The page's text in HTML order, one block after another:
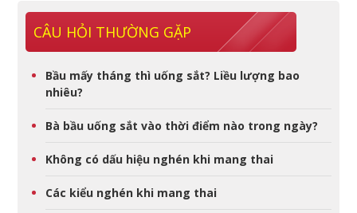
CÂU HỎI THƯỜNG GẶP
Bầu mấy tháng thì uống sắt? Liều lượng bao
nhiêu?
Bà bầu uống sắt vào thời điểm nào trong ngày?
Không có dấu hiệu nghén khi mang thai
Các kiểu nghén khi mang thai